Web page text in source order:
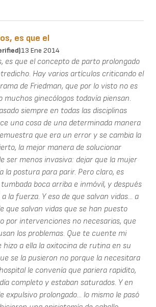
es que el
13 Ene 2014
es que el concepto de parto prolongado
Hay varios artículos criticando el
de Friedman, que por lo visto no es
muchos ginecólogos todavía piensan.
siempre en todas las disciplinas
una cosa de una determinada manera
que era un error y se cambia la
la mejor manera de solucionar
ser menos invasiva: dejar que la mujer
la postura para parir. Pero claro, es
boca arriba e inmóvil, y después
la fuerza. Y eso de que salvan vidas... a
que salvan vidas que se han puesto
por intervenciones no necesarias, que
los problemas. Que te cuente mi
hizo a ella la oxitocina de rutina en su
se la pusieron no porque la necesitara
le convenía que pariera rapidito,
completo y estaban saturados. Y en
expulsivo prolongado... lo mismo le pasó